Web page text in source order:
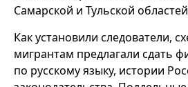
Самарской и Тульской
Как установили следователи,
мигрантам предлагали сдать
по русскому языку, истории